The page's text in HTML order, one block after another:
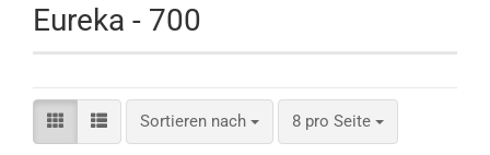
Eureka - 700
Sortieren nach
Sortieren nach 8 pro Seite
pro Seite